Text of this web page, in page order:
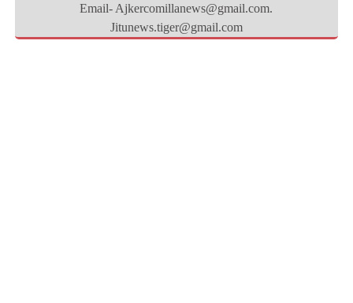
Email- Ajkercomillanews@gmail.com.
Jitunews.tiger@gmail.com